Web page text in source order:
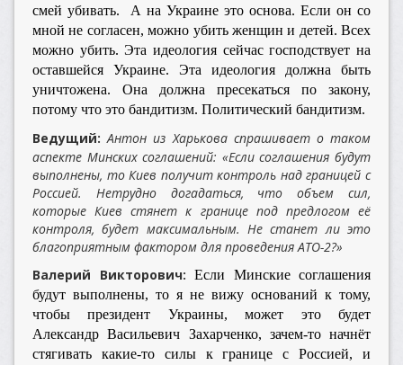
смей убивать. А на Украине это основа. Если он со
мной не согласен, можно убить женщин и детей. Всех
можно убить. Эта идеология сейчас господствует на
оставшейся Украине. Эта идеология должна быть
уничтожена. Она должна пресекаться по закону,
потому что это бандитизм. Политический бандитизм.
Ведущий: Антон из Харькова спрашивает о таком
аспекте Минских соглашений: «Если соглашения будут
выполнены, то Киев получит контроль над границей с
Россией. Нетрудно догадаться, что объем сил,
которые Киев стянет к границе под предлогом её
контроля, будет максимальным. Не станет ли это
благоприятным фактором для проведения АТО-2?»
Валерий Викторович: Если Минские соглашения
будут выполнены, то я не вижу оснований к тому,
чтобы президент Украины, может это будет
Александр Васильевич Захарченко, зачем-то начнёт
стягивать какие-то силы к границе с Россией, и